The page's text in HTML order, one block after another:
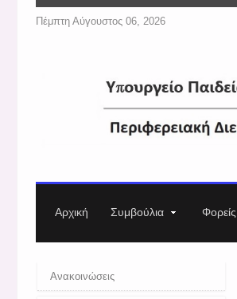
Πέμπτη Αύγουστος 06, 2026
Αρχική Συμβούλια Φορείς
Ανακοινώσεις